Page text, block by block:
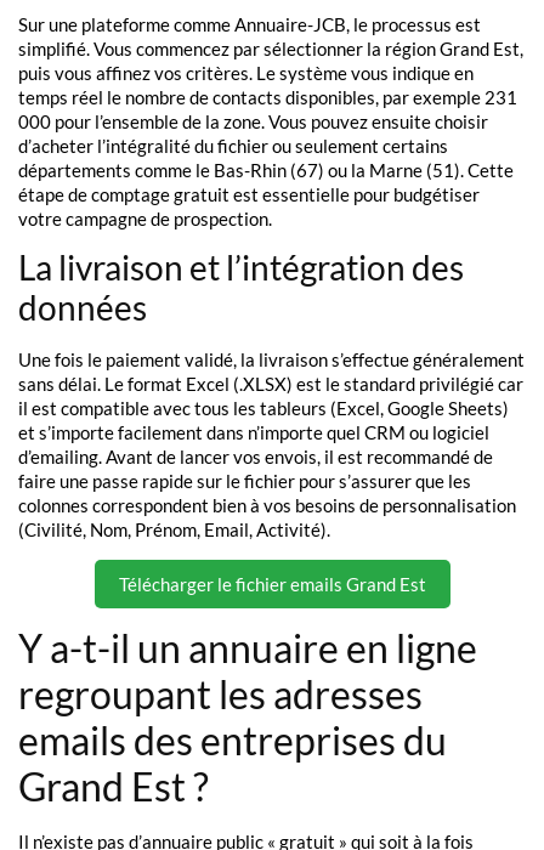
Sur une plateforme comme Annuaire-JCB, le processus est
simplifié. Vous commencez par sélectionner la région Grand Est,
puis vous affinez vos critères. Le système vous indique en
temps réel le nombre de contacts disponibles, par exemple 231
000 pour l’ensemble de la zone. Vous pouvez ensuite choisir
d’acheter l’intégralité du fichier ou seulement certains
départements comme le Bas-Rhin (67) ou la Marne (51). Cette
étape de comptage gratuit est essentielle pour budgétiser
votre campagne de prospection.
La livraison et l’intégration des
données
Une fois le paiement validé, la livraison s’effectue généralement
sans délai. Le format Excel (.XLSX) est le standard privilégié car
il est compatible avec tous les tableurs (Excel, Google Sheets)
et s’importe facilement dans n’importe quel CRM ou logiciel
d’emailing. Avant de lancer vos envois, il est recommandé de
faire une passe rapide sur le fichier pour s’assurer que les
colonnes correspondent bien à vos besoins de personnalisation
(Civilité, Nom, Prénom, Email, Activité).
Télécharger le fichier emails Grand Est
Y a-t-il un annuaire en ligne
regroupant les adresses
emails des entreprises du
Grand Est ?
Il n’existe pas d’annuaire public « gratuit » qui soit à la fois